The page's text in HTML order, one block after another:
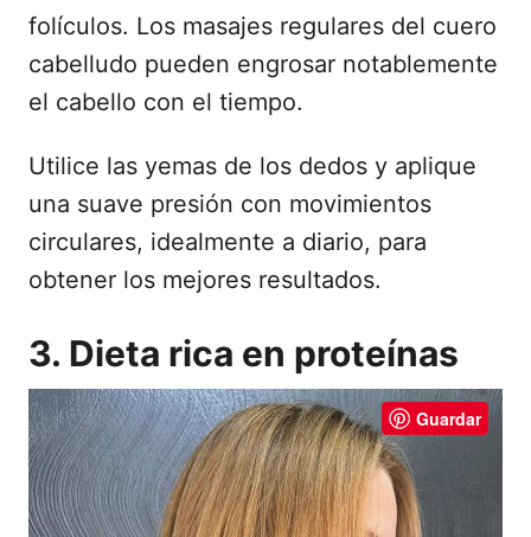
folículos. Los masajes regulares del cuero
cabelludo pueden engrosar notablemente
el cabello con el tiempo.
Utilice las yemas de los dedos y aplique
una suave presión con movimientos
circulares, idealmente a diario, para
obtener los mejores resultados.
3. Dieta rica en proteínas
Guardar